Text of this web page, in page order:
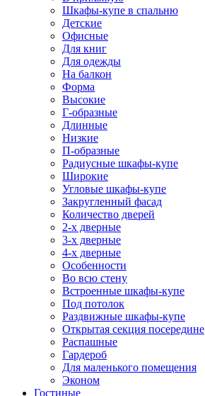
Шкафы-купе в спальню
Детские
Офисные
Для книг
Для одежды
На балкон
Форма
Высокие
Г-образные
Длинные
Низкие
П-образные
Радиусные шкафы-купе
Широкие
Угловые шкафы-купе
Закругленный фасад
Количество дверей
2-х дверные
3-х дверные
4-х дверные
Особенности
Во всю стену
Встроенные шкафы-купе
Под потолок
Раздвижные шкафы-купе
Открытая секция посередине
Распашные
Гардероб
Для маленького помещения
Эконом
Гостиные